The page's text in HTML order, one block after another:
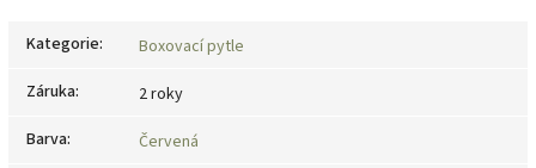
Kategorie:
Boxovací pytle
Záruka:
2 roky
Barva:
Červená